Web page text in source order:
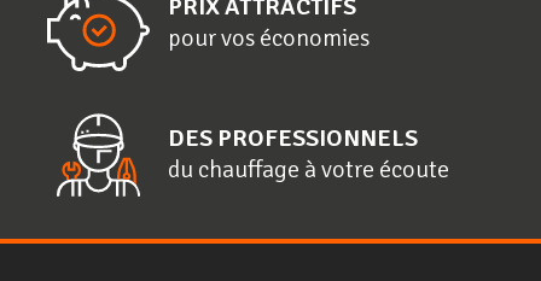
PRIX ATTRACTIFS
pour vos économies
DES PROFESSIONNELS
du chauffage à votre écoute